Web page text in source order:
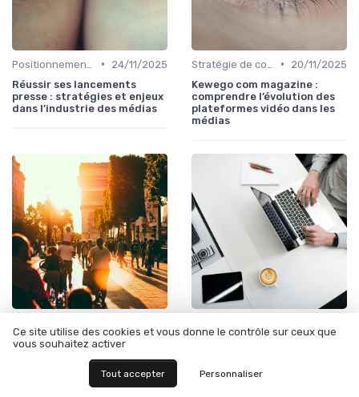
•
24/11/2025
Réussir ses lancements
presse : stratégies et enjeux
dans l’industrie des médias
•
20/11/2025
Kewego com magazine :
comprendre l’évolution des
plateformes vidéo dans les
médias
Comprendre l'impact des
Ce site utilise des cookies et vous donne le contrôle sur ceux que
vous souhaitez activer
Tout accepter Personnaliser